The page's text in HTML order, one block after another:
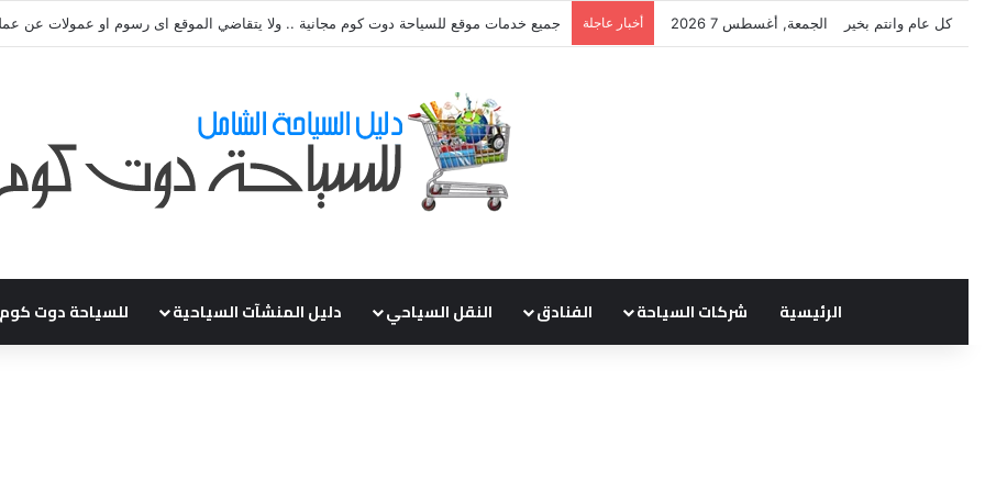
كل عام وانتم بخير الجمعة, أغسطس 7 2026 أخبار عاجلة نتشرف بتلقي طلباتكم و استفسارتكم ... لو عندك سؤال او استفسار ماتدرددش فى طلب
الرئيسية شركات السياحة الفنادق النقل السياحي دليل المنشآت السياحية للسياحة دوت كوم